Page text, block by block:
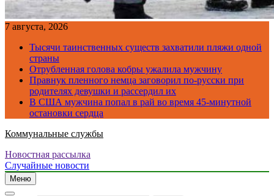
7 августа, 2026
Тысячи таинственных существ захватили пляжи одной
страны
Отрубленная голова кобры ужалила мужчину
Правнук пленного немца заговорил по-русски при
родителях девушки и рассердил их
В США мужчина попал в рай во время 45-минутной
остановки сердца
Коммунальные службы
Новостная рассылка
Случайные новости
Меню